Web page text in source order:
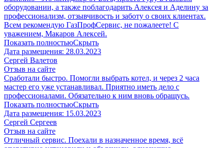
оборудовании, а также поблагодарить Алексея и Аделину за
профессионализм, отзывчивость и заботу о своих клиентах.
Всем рекомендую ГазПрофСервис, не пожалеете! С
уважением, Макаров Алексей.
Показать полностьюСкрыть
Дата размещения: 28.03.2023
Сергей Валетов
Отзыв на сайте
Сработали быстро. Помогли выбрать котел, и через 2 часа
мастер его уже устанавливал. Приятно иметь дело с
профессионалами. Обязательно к ним вновь обращусь.
Показать полностьюСкрыть
Дата размещения: 15.03.2023
​Сергей Сергеев
Отзыв на сайте
Отличный сервис. Поехали в назначенное время, всё